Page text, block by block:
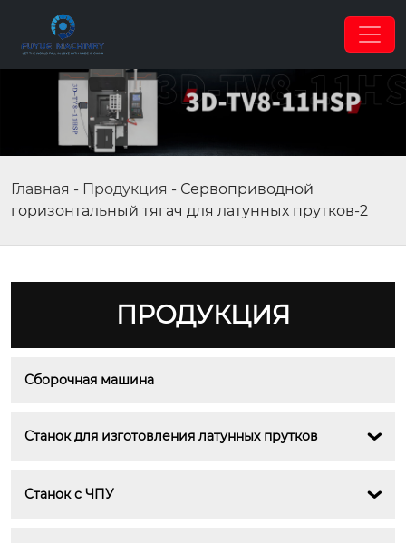
Главная - Продукция - Сервоприводной
горизонтальный тягач для латунных прутков-2
ПРОДУКЦИЯ
Сборочная машина
Станок для изготовления латунных прутков 
Станок с ЧПУ 